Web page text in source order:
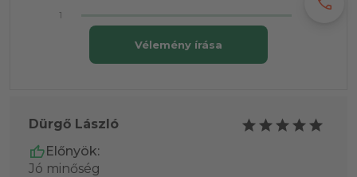
1
Vélemény írása
Dürgő László
Előnyök:
Jó minőség